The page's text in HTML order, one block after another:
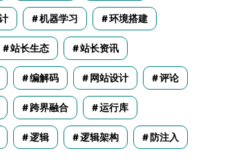
机器学习 环境搭建
站长生态 站长资讯
编解码 网站设计 评论
跨界融合 运行库
逻辑 逻辑架构 防注入